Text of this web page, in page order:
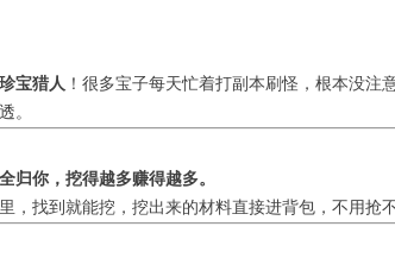
珍宝猎人 ！很多宝子每天忙着打副本刷怪，根本没注
。
归你，挖得越多赚得越多。
，找到就能挖，挖出来的材料直接进背包，不用抢